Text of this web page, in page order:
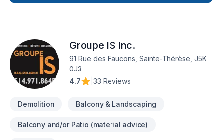
très certainement répondre à vos besoins. Nous espérons
Groupe IS Inc.
91 Rue des Faucons, Sainte-Thérèse, J5K
0J3
4.7
33 Reviews
Demolition Balcony & Landscaping
Balcony and/or Patio (material advice)